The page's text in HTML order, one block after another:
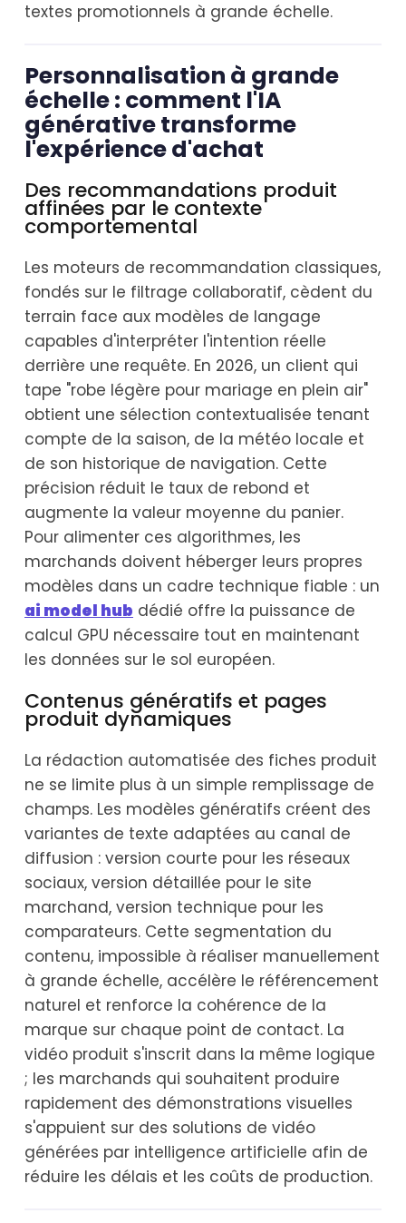
textes promotionnels à grande échelle.
Personnalisation à grande
échelle : comment l'IA
générative transforme
l'expérience d'achat
Des recommandations produit
affinées par le contexte
comportemental
Les moteurs de recommandation classiques,
fondés sur le filtrage collaboratif, cèdent du
terrain face aux modèles de langage
capables d'interpréter l'intention réelle
derrière une requête. En 2026, un client qui
tape "robe légère pour mariage en plein air"
obtient une sélection contextualisée tenant
compte de la saison, de la météo locale et
de son historique de navigation. Cette
précision réduit le taux de rebond et
augmente la valeur moyenne du panier.
Pour alimenter ces algorithmes, les
marchands doivent héberger leurs propres
modèles dans un cadre technique fiable : un
ai model hub dédié offre la puissance de
calcul GPU nécessaire tout en maintenant
les données sur le sol européen.
Contenus génératifs et pages
produit dynamiques
La rédaction automatisée des fiches produit
ne se limite plus à un simple remplissage de
champs. Les modèles génératifs créent des
variantes de texte adaptées au canal de
diffusion : version courte pour les réseaux
sociaux, version détaillée pour le site
marchand, version technique pour les
comparateurs. Cette segmentation du
contenu, impossible à réaliser manuellement
à grande échelle, accélère le référencement
naturel et renforce la cohérence de la
marque sur chaque point de contact. La
vidéo produit s'inscrit dans la même logique
; les marchands qui souhaitent produire
rapidement des démonstrations visuelles
s'appuient sur des solutions de vidéo
générées par intelligence artificielle afin de
réduire les délais et les coûts de production.